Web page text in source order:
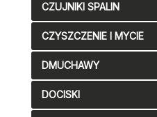
CZUJNIKI SPALIN
CZYSZCZENIE I MYCIE
DMUCHAWY
DOCISKI